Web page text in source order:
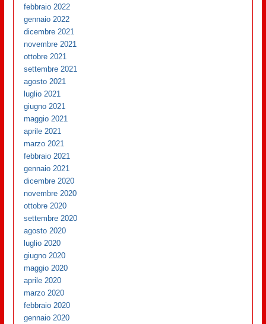
febbraio 2022
gennaio 2022
dicembre 2021
novembre 2021
ottobre 2021
settembre 2021
agosto 2021
luglio 2021
giugno 2021
maggio 2021
aprile 2021
marzo 2021
febbraio 2021
gennaio 2021
dicembre 2020
novembre 2020
ottobre 2020
settembre 2020
agosto 2020
luglio 2020
giugno 2020
maggio 2020
aprile 2020
marzo 2020
febbraio 2020
gennaio 2020